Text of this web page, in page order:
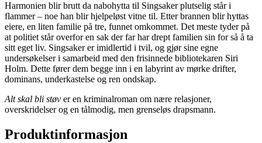
Harmonien blir brutt da nabohytta til Singsaker plutselig står i
flammer – noe han blir hjelpeløst vitne til. Etter brannen blir hyttas
eiere, en liten familie på tre, funnet omkommet. Det meste tyder på
at politiet står overfor en sak der far har drept familien sin for så å ta
sitt eget liv. Singsaker er imidlertid i tvil, og gjør sine egne
undersøkelser i samarbeid med den frisinnede bibliotekaren Siri
Holm. Dette fører dem begge inn i en labyrint av mørke drifter,
dominans, underkastelse og ren ondskap.
Alt skal bli støv er en kriminalroman om nære relasjoner,
overskridelser og en tålmodig, men grenseløs drapsmann.
Produktinformasjon